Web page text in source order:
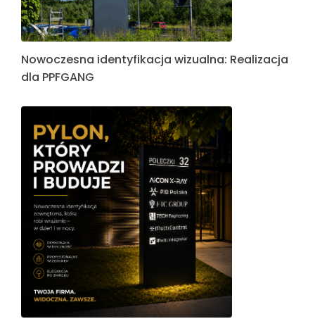
Nowoczesna identyfikacja wizualna: Realizacja
dla PPFGANG